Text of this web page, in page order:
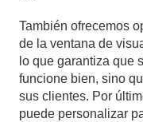
También ofrecemos
de la ventana de
lo que garantiza que
funcione bien, sino
sus clientes. Por
puede personalizar